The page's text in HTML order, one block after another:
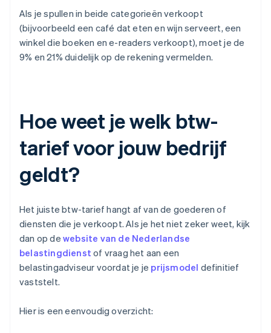
Als je spullen in beide categorieën verkoopt
(bijvoorbeeld een café dat eten en wijn serveert, een
winkel die boeken en e-readers verkoopt), moet je de
9% en 21% duidelijk op de rekening vermelden.
Hoe weet je welk btw-
tarief voor jouw bedrijf
geldt?
Het juiste btw-tarief hangt af van de goederen of
diensten die je verkoopt. Als je het niet zeker weet, kijk
dan op de website van de Nederlandse
belastingdienst of vraag het aan een
belastingadviseur voordat je je prijsmodel definitief
vaststelt.
Hier is een eenvoudig overzicht: